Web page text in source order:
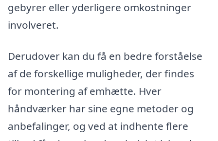
gebyrer eller yderligere omkostninger
involveret.
Derudover kan du få en bedre forståelse
af de forskellige muligheder, der findes
for montering af emhætte. Hver
håndværker har sine egne metoder og
anbefalinger, og ved at indhente flere